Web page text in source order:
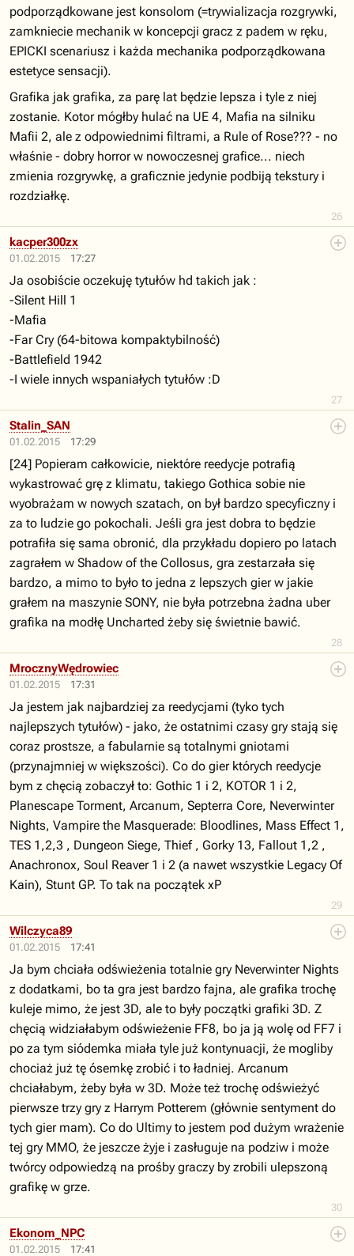
26
podporządkowane jest konsolom (=trywializacja rozgrywki,
zamkniecie mechanik w koncepcji gracz z padem w ręku,
EPICKI scenariusz i każda mechanika podporządkowana
estetyce sensacji).
Grafika jak grafika, za parę lat będzie lepsza i tyle z niej
zostanie. Kotor mógłby hulać na UE 4, Mafia na silniku
Mafii 2, ale z odpowiednimi filtrami, a Rule of Rose??? - no
właśnie - dobry horror w nowoczesnej grafice... niech
zmienia rozgrywkę, a graficznie jedynie podbiją tekstury i
rozdziałkę.
01.02.2015 17:27
27
kacper300zx
Ja osobiście oczekuję tytułów hd takich jak :
-Silent Hill 1
-Mafia
-Far Cry (64-bitowa kompaktybilność)
-Battlefield 1942
-I wiele innych wspaniałych tytułów :D
01.02.2015 17:29
28
Stalin_SAN
[24] Popieram całkowicie, niektóre reedycje potrafią
wykastrować grę z klimatu, takiego Gothica sobie nie
wyobrażam w nowych szatach, on był bardzo specyficzny i
za to ludzie go pokochali. Jeśli gra jest dobra to będzie
potrafiła się sama obronić, dla przykładu dopiero po latach
zagrałem w Shadow of the Collosus, gra zestarzała się
bardzo, a mimo to było to jedna z lepszych gier w jakie
grałem na maszynie SONY, nie była potrzebna żadna uber
grafika na modłę Uncharted żeby się świetnie bawić.
01.02.2015 17:31
29
MrocznyWędrowiec
Ja jestem jak najbardziej za reedycjami (tyko tych
najlepszych tytułów) - jako, że ostatnimi czasy gry stają się
coraz prostsze, a fabularnie są totalnymi gniotami
(przynajmniej w większości). Co do gier których reedycje
bym z chęcią zobaczył to: Gothic 1 i 2, KOTOR 1 i 2,
Planescape Torment, Arcanum, Septerra Core, Neverwinter
Nights, Vampire the Masquerade: Bloodlines, Mass Effect 1,
TES 1,2,3 , Dungeon Siege, Thief , Gorky 13, Fallout 1,2 ,
Anachronox, Soul Reaver 1 i 2 (a nawet wszystkie Legacy Of
Kain), Stunt GP. To tak na początek xP
01.02.2015 17:41
30
Wilczyca89
Ja bym chciała odświeżenia totalnie gry Neverwinter Nights
z dodatkami, bo ta gra jest bardzo fajna, ale grafika trochę
kuleje mimo, że jest 3D, ale to były początki grafiki 3D. Z
chęcią widziałabym odświeżenie FF8, bo ja ją wolę od FF7 i
po za tym siódemka miała tyle już kontynuacji, że mogliby
chociaż już tę ósemkę zrobić i to ładniej. Arcanum
chciałabym, żeby była w 3D. Może też trochę odświeżyć
pierwsze trzy gry z Harrym Potterem (głównie sentyment do
tych gier mam). Co do Ultimy to jestem pod dużym wrażenie
tej gry MMO, że jeszcze żyje i zasługuje na podziw i może
twórcy odpowiedzą na prośby graczy by zrobili ulepszoną
grafikę w grze.
01.02.2015 17:41
Ekonom_NPC